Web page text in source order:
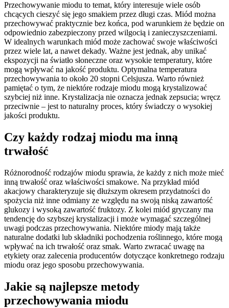
Przechowywanie miodu to temat, który interesuje wiele osób
chcących cieszyć się jego smakiem przez długi czas. Miód można
przechowywać praktycznie bez końca, pod warunkiem że będzie on
odpowiednio zabezpieczony przed wilgocią i zanieczyszczeniami.
W idealnych warunkach miód może zachować swoje właściwości
przez wiele lat, a nawet dekady. Ważne jest jednak, aby unikać
ekspozycji na światło słoneczne oraz wysokie temperatury, które
mogą wpływać na jakość produktu. Optymalna temperatura
przechowywania to około 20 stopni Celsjusza. Warto również
pamiętać o tym, że niektóre rodzaje miodu mogą krystalizować
szybciej niż inne. Krystalizacja nie oznacza jednak zepsucia; wręcz
przeciwnie – jest to naturalny proces, który świadczy o wysokiej
jakości produktu.
Czy każdy rodzaj miodu ma inną
trwałość
Różnorodność rodzajów miodu sprawia, że każdy z nich może mieć
inną trwałość oraz właściwości smakowe. Na przykład miód
akacjowy charakteryzuje się dłuższym okresem przydatności do
spożycia niż inne odmiany ze względu na swoją niską zawartość
glukozy i wysoką zawartość fruktozy. Z kolei miód gryczany ma
tendencję do szybszej krystalizacji i może wymagać szczególnej
uwagi podczas przechowywania. Niektóre miody mają także
naturalne dodatki lub składniki pochodzenia roślinnego, które mogą
wpływać na ich trwałość oraz smak. Warto zwracać uwagę na
etykiety oraz zalecenia producentów dotyczące konkretnego rodzaju
miodu oraz jego sposobu przechowywania.
Jakie są najlepsze metody
przechowywania miodu